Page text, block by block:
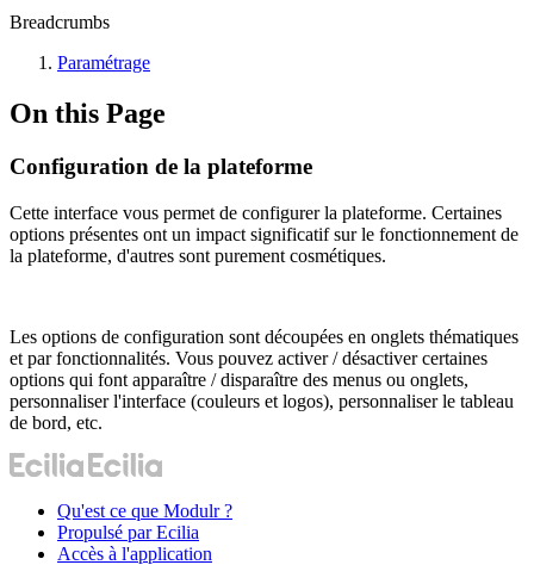
Breadcrumbs
Paramétrage
On this Page
Configuration de la plateforme
Cette interface vous permet de configurer la plateforme. Certaines
options présentes ont un impact significatif sur le fonctionnement de
la plateforme, d'autres sont purement cosmétiques.
Les options de configuration sont découpées en onglets thématiques
et par fonctionnalités. Vous pouvez activer / désactiver certaines
options qui font apparaître / disparaître des menus ou onglets,
personnaliser l'interface (couleurs et logos), personnaliser le tableau
de bord, etc.
Qu'est ce que Modulr ?
Propulsé par Ecilia
Accès à l'application